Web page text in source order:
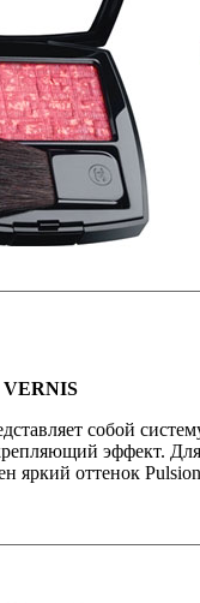
VERNIS
собой
эффект.
яркий оттенок